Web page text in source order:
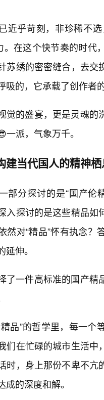
近乎苛刻，非珍稀不
。在这个快节奏的时
苏绣的密密缝合，去
吸的，它承载了创作者
觉的盛宴，更是灵魂
一派，气象万千。
建当代国人的精神
部分探讨的是“国产伦
入探讨的是这些精品
然对“精品”怀有执念
伸。
了一件高标准的国产
品”的哲学里，每一
们在忙碌的城市生活
时，身上那份不卑不
的深度和解。